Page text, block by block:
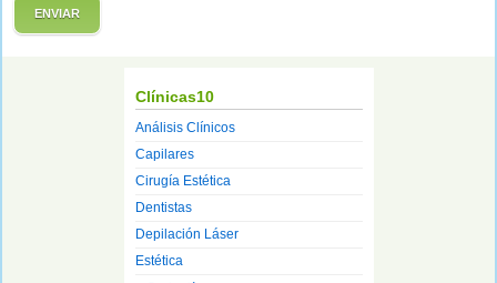
ENVIAR
Clínicas10
Análisis Clínicos
Capilares
Cirugía Estética
Dentistas
Depilación Láser
Estética